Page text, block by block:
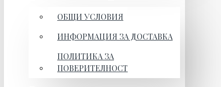
ОБЩИ УСЛОВИЯ
ИНФОРМАЦИЯ ЗА ДОСТАВКА
ПОЛИТИКА ЗА
ПОВЕРИТЕЛНОСТ